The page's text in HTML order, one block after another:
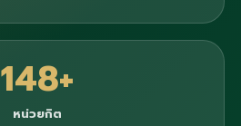
148+
หน่วยกิต